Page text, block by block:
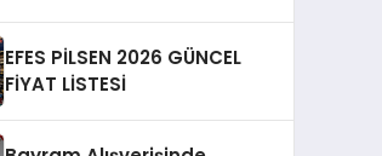
EFES PİLSEN 2026 GÜNCEL
FİYAT LİSTESİ